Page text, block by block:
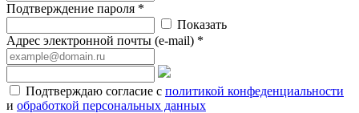
Подтверждение пароля *
Показать
Адрес электронной почты (e-mail) *
Подтверждаю согласие с политикой конфеденциальности
и обработкой персональных данных